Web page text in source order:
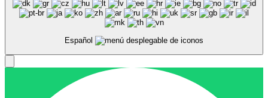
Español